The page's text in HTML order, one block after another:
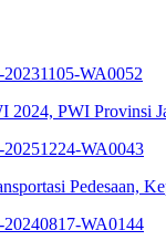
2024, PWI Provinsi
Pedesaan,